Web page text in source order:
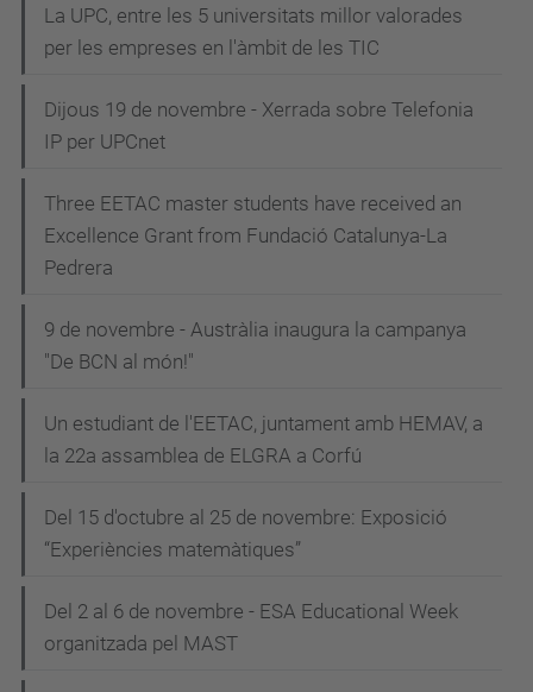
La UPC, entre les 5 universitats millor valorades
per les empreses en l'àmbit de les TIC
Dijous 19 de novembre - Xerrada sobre Telefonia
IP per UPCnet
Three EETAC master students have received an
Excellence Grant from Fundació Catalunya-La
Pedrera
9 de novembre - Austràlia inaugura la campanya
"De BCN al món!"
Un estudiant de l'EETAC, juntament amb HEMAV, a
la 22a assamblea de ELGRA a Corfú
Del 15 d'octubre al 25 de novembre: Exposició
“Experiències matemàtiques”
Del 2 al 6 de novembre - ESA Educational Week
organitzada pel MAST